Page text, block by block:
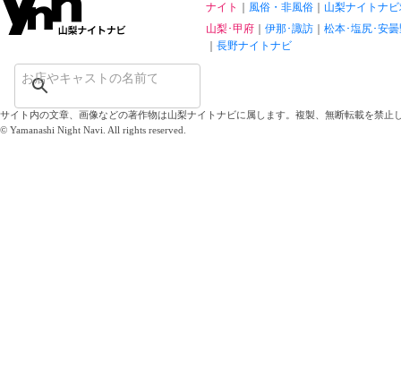
ナイト 風俗・非風俗
山梨ナイトナ
山梨･甲府
伊那･諏訪
松本･塩尻･安
長野ナイトナビ
サイト内の文章、画像などの著作物は山梨ナイトナビに属します。複製、無断転載を禁止
© Yamanashi Night Navi. All rights reserved.